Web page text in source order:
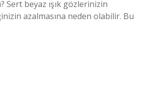
Sert beyaz ışık gözlerinizin
azalmasına neden olabilir. Bu